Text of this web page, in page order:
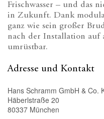
Frischwasser – und das
in Zukunft. Dank
ganz wie sein großer
nach der Installation auf
umrüstbar.
Adresse und Kontakt
Hans Schramm GmbH & Co.
Häberlstraße 20
80337 München